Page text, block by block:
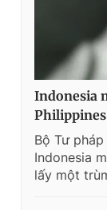
Indonesia
Bộ Tư
Indonesia
lấy một